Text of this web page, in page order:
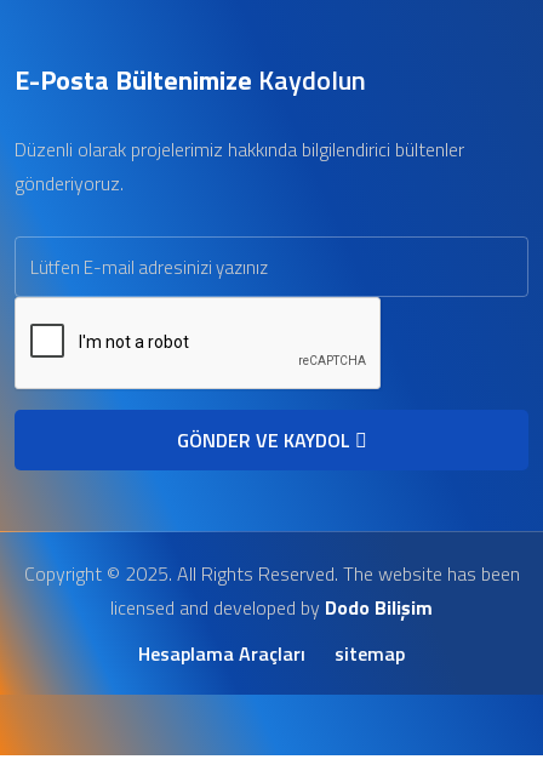
E-Posta Bültenimize Kaydolun
Düzenli olarak projelerimiz hakkında bilgilendirici bültenler
gönderiyoruz.
GÖNDER VE KAYDOL
Copyright © 2025. All Rights Reserved. The website has been
licensed and developed by Dodo Bilişim
Hesaplama Araçları
sitemap